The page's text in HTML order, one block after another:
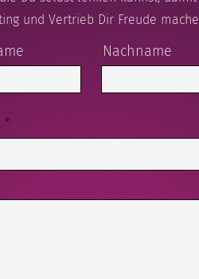
und Vertrieb Dir Freude
Nachname